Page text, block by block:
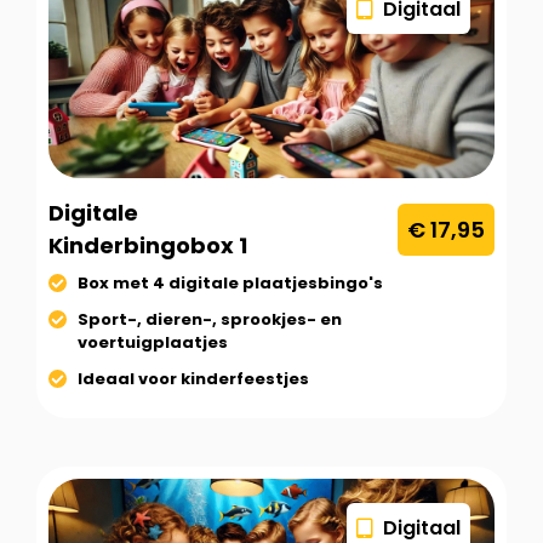
Digitaal
Digitale
Kinderbingobox 1
€ 17,95
Box met 4 digitale plaatjesbingo's
Sport-, dieren-, sprookjes- en
voertuigplaatjes
Ideaal voor kinderfeestjes
Digitaal